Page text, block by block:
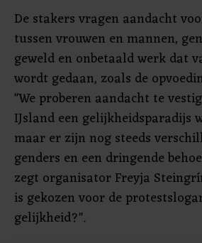
De stakers vragen aandacht
tussen vrouwen en mannen,
geweld en onbetaald werk dat
wordt gedaan, zoals de
"We proberen aandacht te
IJsland een gelijkheidsparadijs
maar er zijn nog steeds
genders en een dringende
zegt organisator Freyja
is gekozen voor de
gelijkheid?".